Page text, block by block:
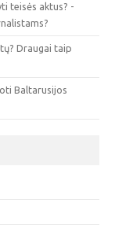
teisės aktus? -
Draugai taip
Baltarusijos